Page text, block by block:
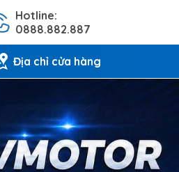
Hotline:
0888.882.887
Địa chỉ cửa hàng